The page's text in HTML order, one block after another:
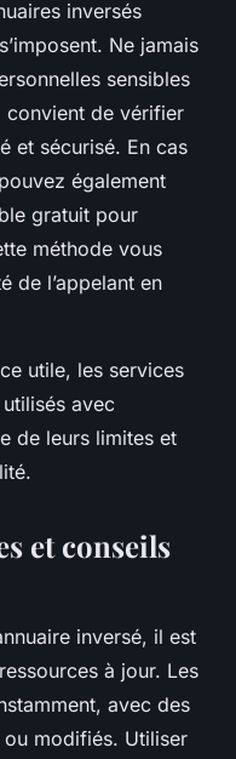
inversés
Ne jamais
sensibles
convient de vérifier
et sécurisé. En cas
également
gratuit pour
méthode vous
de l’appelant en
utile, les services
avec
de leurs limites et
et conseils
inversé, il est
à jour. Les
avec des
ou modifiés. Utiliser